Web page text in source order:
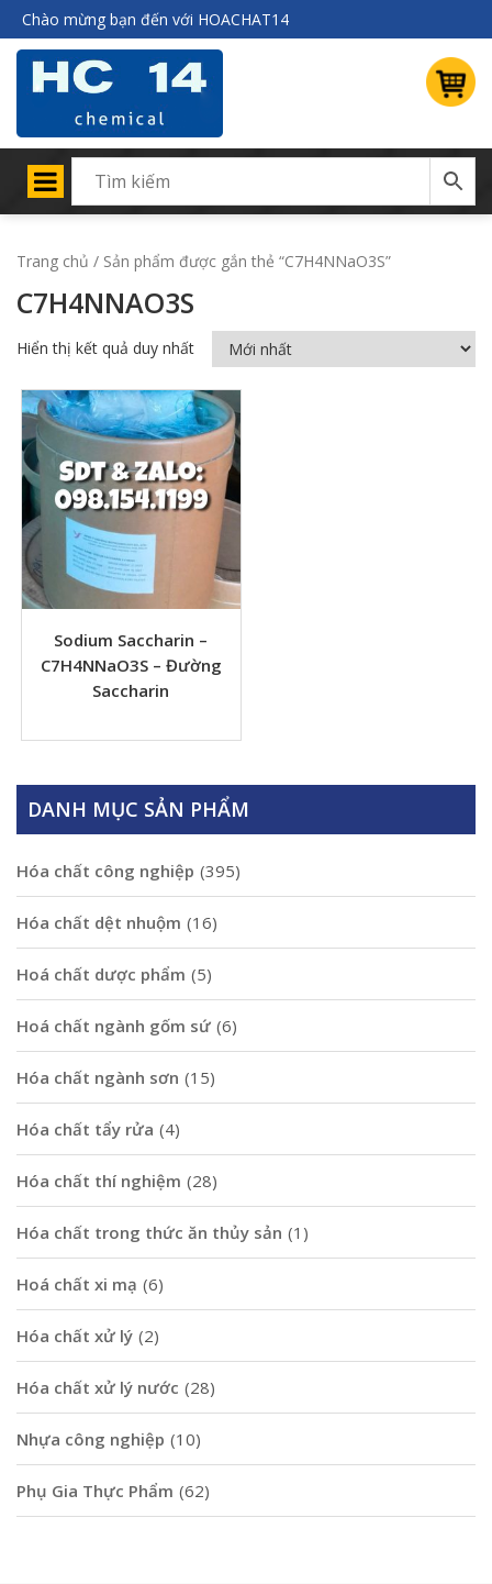
Chào mừng bạn đến với HOACHAT14
Trang chủ / Sản phẩm được gắn thẻ “C7H4NNaO3S”
C7H4NNAO3S
Hiển thị kết quả duy nhất
Sodium Saccharin –
C7H4NNaO3S – Đường
Saccharin
DANH MỤC SẢN PHẨM
Hóa chất công nghiệp (395)
Hóa chất dệt nhuộm (16)
Hoá chất dược phẩm (5)
Hoá chất ngành gốm sứ (6)
Hóa chất ngành sơn (15)
Hóa chất tẩy rửa (4)
Hóa chất thí nghiệm (28)
Hóa chất trong thức ăn thủy sản (1)
Hoá chất xi mạ (6)
Hóa chất xử lý (2)
Hóa chất xử lý nước (28)
Nhựa công nghiệp (10)
Phụ Gia Thực Phẩm (62)